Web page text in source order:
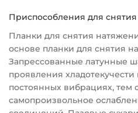
Приспособления для
Планки для снятия
основе планки для снятия
Запрессованные латунные
проявления
постоянных вибрациях, тем
самопроизвольное